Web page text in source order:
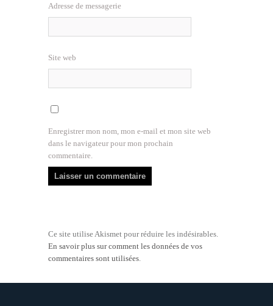
Adresse de messagerie
Site web
Enregistrer mon nom, mon e-mail et mon site web
dans le navigateur pour mon prochain
commentaire.
Ce site utilise Akismet pour réduire les indésirables.
En savoir plus sur comment les données de vos
commentaires sont utilisées